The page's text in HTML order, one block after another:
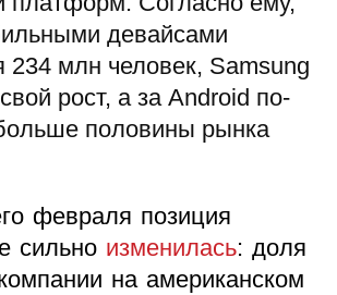
девайсами
234 млн человек, Samsung
рост, а за Android по-
половины рынка
февраля позиция
сильно изменилась: доля
на американском